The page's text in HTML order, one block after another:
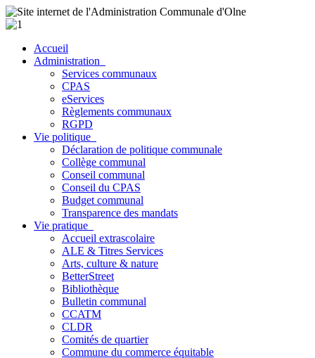
Accueil
Administration
Services communaux
CPAS
eServices
Règlements communaux
RGPD
Vie politique
Déclaration de politique communale
Collège communal
Conseil communal
Conseil du CPAS
Budget communal
Transparence des mandats
Vie pratique
Accueil extrascolaire
ALE & Titres Services
Arts, culture & nature
BetterStreet
Bibliothèque
Bulletin communal
CCATM
CLDR
Comités de quartier
Commune du commerce équitable